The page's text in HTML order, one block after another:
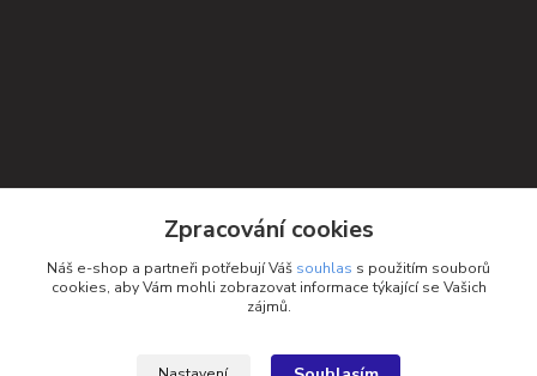
Petra Michniková
info@ponozky.online
Zpracování cookies
Náš e-shop a partneři potřebují Váš souhlas s použitím souborů
cookies, aby Vám mohli zobrazovat informace týkající se Vašich
zájmů.